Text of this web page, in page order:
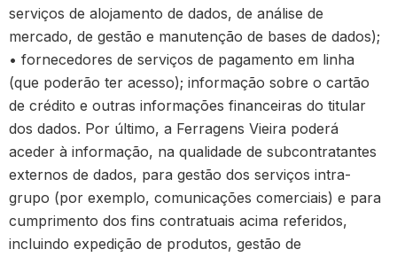
serviços de alojamento de dados, de análise de
mercado, de gestão e manutenção de bases de dados);
• fornecedores de serviços de pagamento em linha
(que poderão ter acesso); informação sobre o cartão
de crédito e outras informações financeiras do titular
dos dados. Por último, a Ferragens Vieira poderá
aceder à informação, na qualidade de subcontratantes
externos de dados, para gestão dos serviços intra-
grupo (por exemplo, comunicações comerciais) e para
cumprimento dos fins contratuais acima referidos,
incluindo expedição de produtos, gestão de